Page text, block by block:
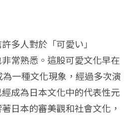
多人對於「可愛い」
非常熟悉。這股可愛文化早在
一種文化現象，經過多次演
成為日本文化中的代表性元
日本的審美觀和社會文化，